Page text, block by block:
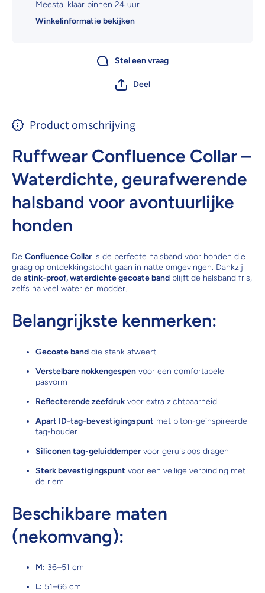
Meestal klaar binnen 24 uur
Winkelinformatie bekijken
Stel een vraag
Deel
Product omschrijving
Ruffwear Confluence Collar –
Waterdichte, geurafwerende
halsband voor avontuurlijke
honden
De Confluence Collar is de perfecte halsband voor honden die
graag op ontdekkingstocht gaan in natte omgevingen. Dankzij
de stink-proof, waterdichte gecoate band blijft de halsband fris,
zelfs na veel water en modder.
Belangrijkste kenmerken:
Gecoate band die stank afweert
Verstelbare nokkengespen voor een comfortabele
pasvorm
Reflecterende zeefdruk voor extra zichtbaarheid
Apart ID-tag-bevestigingspunt met piton-geïnspireerde
tag-houder
Siliconen tag-geluiddemper voor geruisloos dragen
Sterk bevestigingspunt voor een veilige verbinding met
de riem
Beschikbare maten
(nekomvang):
M: 36–51 cm
L: 51–66 cm